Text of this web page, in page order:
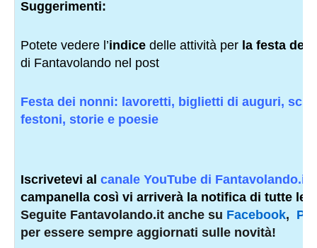
Suggerimenti:
Potete vedere l’indice delle attività per la festa dei
di Fantavolando nel post
Festa dei nonni: lavoretti, biglietti di auguri,
festoni, storie e poesie
Iscrivetevi al canale YouTube di Fantavolando.it
campanella così vi arriverà la notifica di tutte le
Seguite Fantavolando.it anche su Facebook,
per essere sempre aggiornati sulle novità!